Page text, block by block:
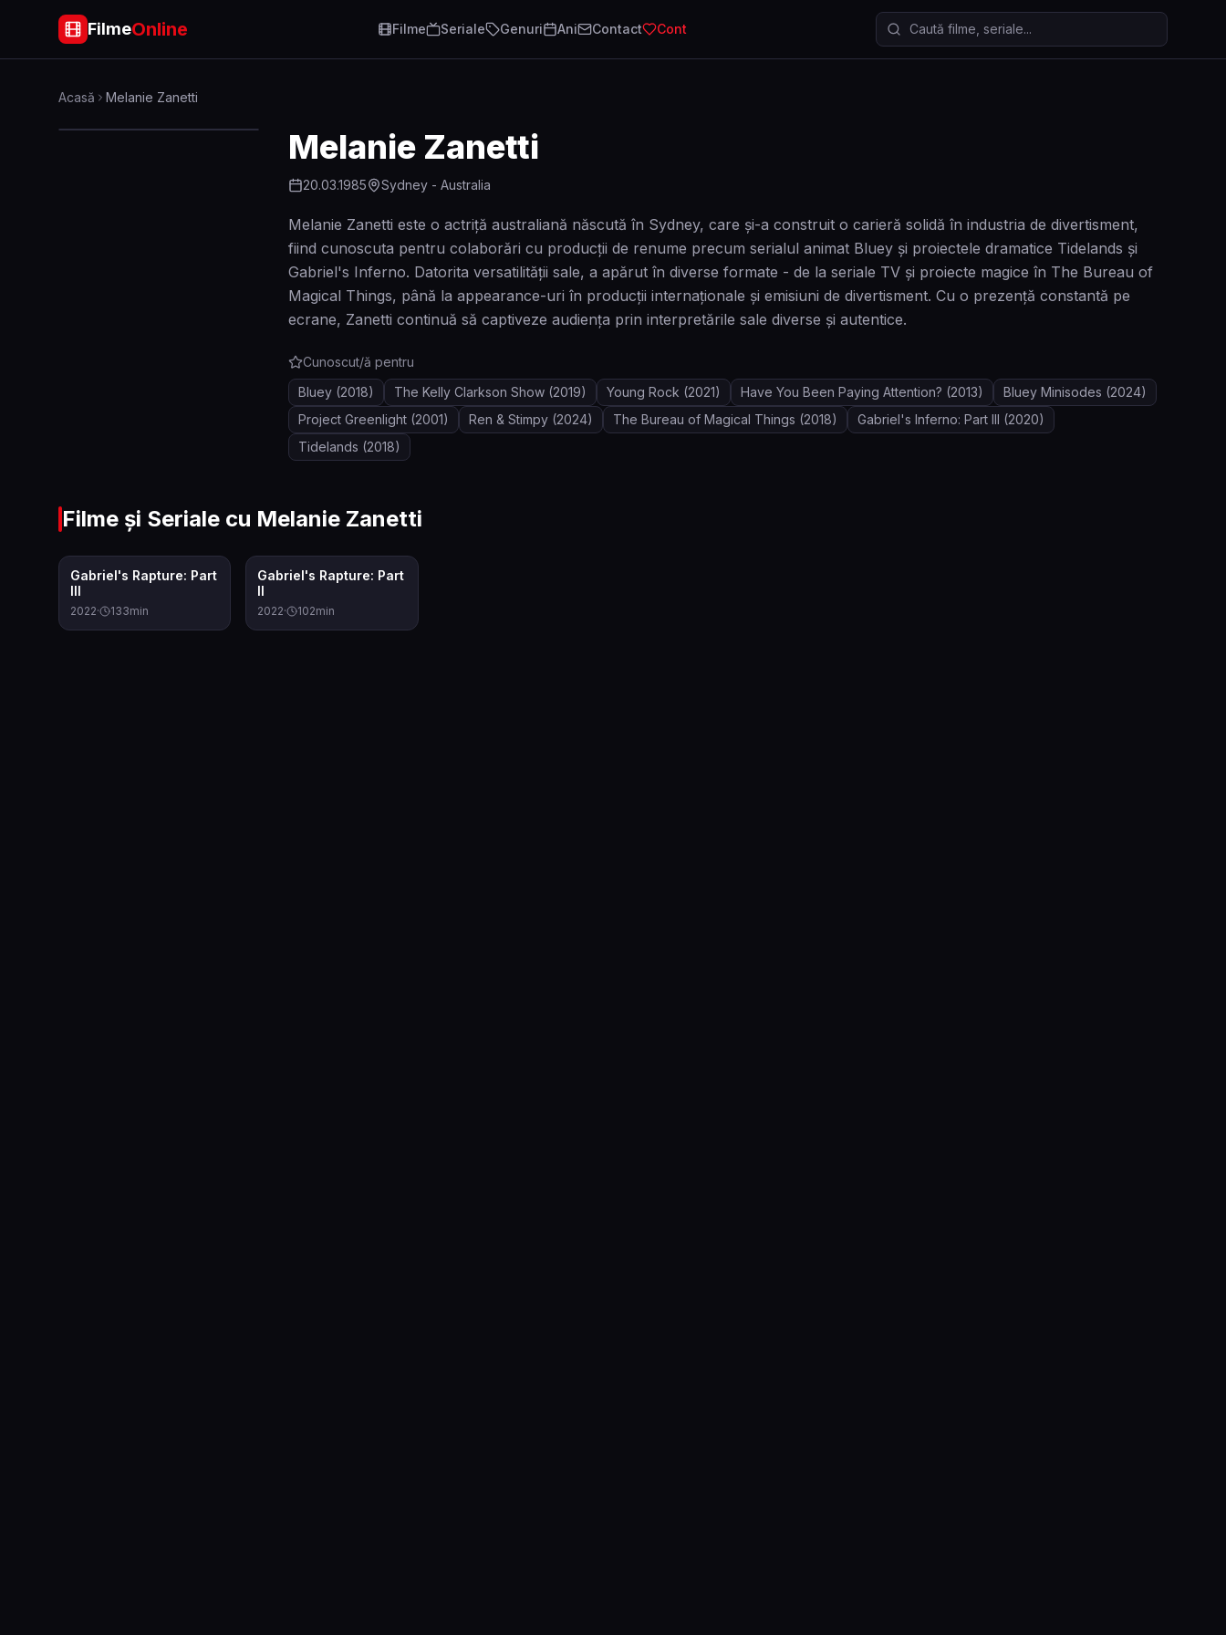
FilmeOnline Filme Seriale Genuri Ani Contact Cont Caută filme și seriale
Acasă Melanie Zanetti
Melanie Zanetti
20.03.1985 Sydney - Australia
Melanie Zanetti este o actriță australiană născută în Sydney, care și-a construit o carieră solidă în industria de divertisment,
fiind cunoscuta pentru colaborări cu producții de renume precum serialul animat Bluey și proiectele dramatice Tidelands și
Gabriel's Inferno. Datorita versatilității sale, a apărut în diverse formate - de la seriale TV și proiecte magice în The Bureau of
Magical Things, până la appearance-uri în producții internaționale și emisiuni de divertisment. Cu o prezență constantă pe
ecrane, Zanetti continuă să captiveze audiența prin interpretările sale diverse și autentice.
Cunoscut/ă pentru
Bluey (2018) The Kelly Clarkson Show (2019) Young Rock (2021) Have You Been Paying Attention? (2013) Bluey Minisodes (2024)
Project Greenlight (2001) Ren & Stimpy (2024) The Bureau of Magical Things (2018) Gabriel's Inferno: Part III (2020)
Tidelands (2018)
Filme și Seriale cu Melanie Zanetti
7.9
Gabriel's Rapture: Part
III
2022· 133min
8.1
Gabriel's Rapture: Part
II
2022· 102min